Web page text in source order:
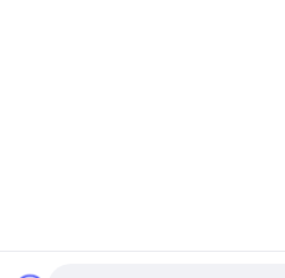
Hefei Dongsheng Machinery